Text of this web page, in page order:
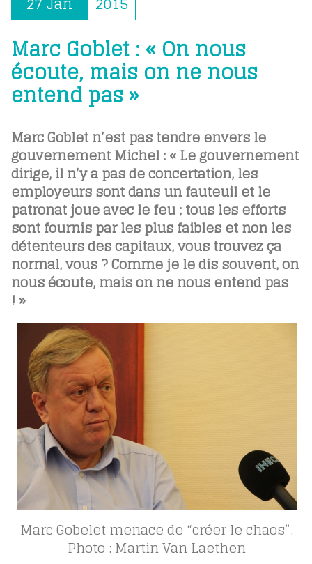
Marc Goblet : « On nous
écoute, mais on ne nous
entend pas »
Marc Goblet n’est pas tendre envers le
gouvernement Michel : « Le gouvernement
dirige, il n’y a pas de concertation, les
employeurs sont dans un fauteuil et le
patronat joue avec le feu ; tous les efforts
sont fournis par les plus faibles et non les
détenteurs des capitaux, vous trouvez ça
normal, vous ? Comme je le dis souvent, on
nous écoute, mais on ne nous entend pas
! »
Marc Gobelet menace de “créer le chaos”.
Photo : Martin Van Laethen